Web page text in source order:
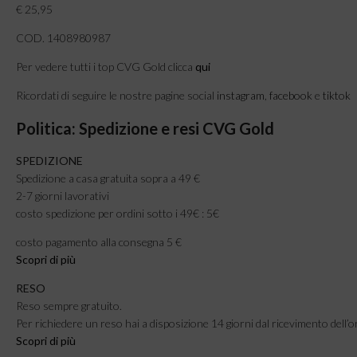
€ 25,95
COD. 1408980987
Per vedere tutti i top CVG Gold clicca qui
Ricordati di seguire le nostre pagine social instagram, facebook e tiktok
Politica: Spedizione e resi CVG Gold
SPEDIZIONE
Spedizione a casa gratuita sopra a 49 €
2-7 giorni lavorativi
costo spedizione per ordini sotto i 49€ : 5€
costo pagamento alla consegna 5 €
Scopri di più
RESO
Reso sempre gratuito.
Per richiedere un reso hai a disposizione 14 giorni dal ricevimento
Scopri di più